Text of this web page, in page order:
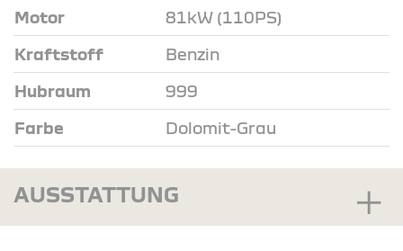
Motor 81kW (110PS)
Kraftstoff Benzin
Hubraum 999
Farbe Dolomit-Grau
AUSSTATTUNG